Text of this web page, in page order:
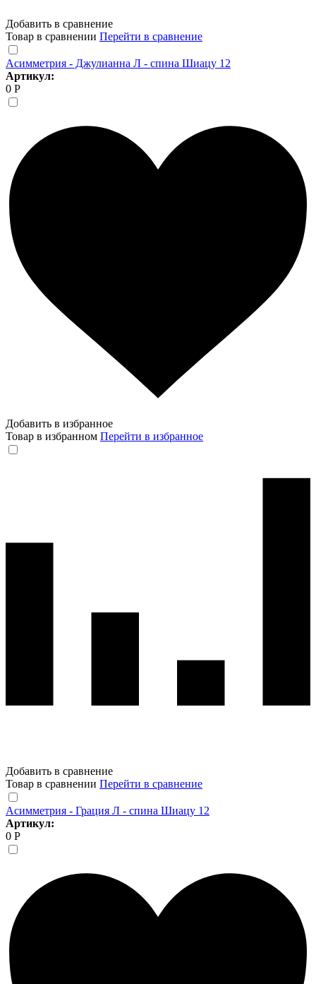
Добавить в сравнение
Товар в сравнении Перейти в сравнение
Асимметрия - Джулианна Л - спина Шиацу 12
Артикул:
0 Р
Добавить в избранное
Товар в избранном Перейти в избранное
Добавить в сравнение
Товар в сравнении Перейти в сравнение
Асимметрия - Грация Л - спина Шиацу 12
Артикул:
0 Р